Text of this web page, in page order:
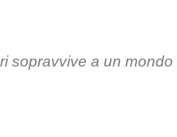
sopravvive a un